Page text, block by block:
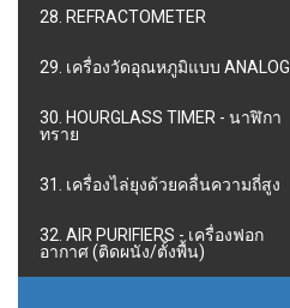
28. REFRACTOMETER
29. เครื่องวัดอุณหภูมิแบบ ANALOG
30. HOURGLASS TIMER - นาฬิกา
ทราย
31. เครื่องไล่ยุงด้วยคลื่นความถี่สูง
32. AIR PURIFIERS - เครื่องฟอก
อากาศ (ติดผนัง/ตั้งพื้น)